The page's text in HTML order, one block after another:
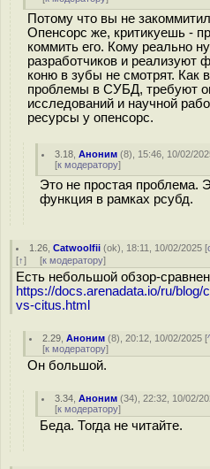
Потому что вы не
Опенсорс же, критикуешь -
коммить его. Кому реально
разработчиков и реализуют
коню в зубы не смотрят. Как
проблемы в СУБД, требуют
исследований и научной
ресурсы у опенсорс.
3.18 ,Аноним (8), 15:46, 10/02/
[к модератору]
Это не простая проблема.
функция в рамках рсубд.
1.26 ,Catwoolfii (ok), 18:11, 10/02/2025 [
[↑] [к модератору]
Есть небольшой обзор-
https://docs.arenadata.io/ru/
vs-citus.html
2.29 ,Аноним (8), 20:12, 10/02/2025 [
[к модератору]
Он большой.
3.34 ,Аноним (34), 22:32, 10/02/
[к модератору]
Беда. Тогда не читайте.